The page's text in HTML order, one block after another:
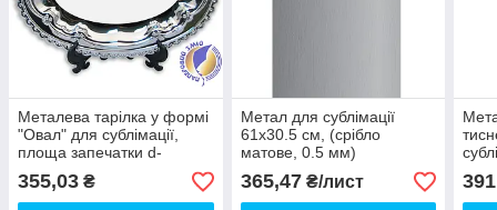
Металева тарілка у формі
"Овал" для сублімації,
площа запечатки d-
355,03 ₴
Метал для сублімації
61х30.5 см, (срібло
матове, 0.5 мм)
365,47₴/лист
мм)